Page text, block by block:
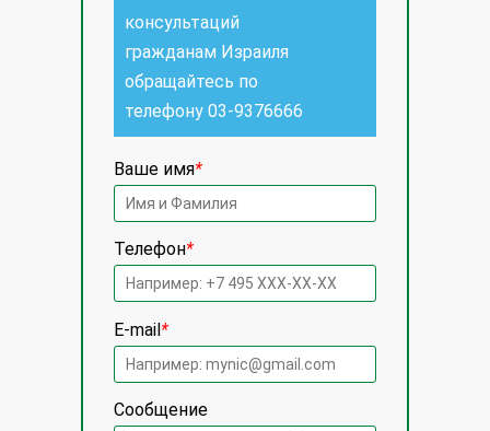
консультаций
гражданам Израиля
обращайтесь по
телефону 03-9376666
Ваше имя*
Телефон*
E-mail*
Сообщение